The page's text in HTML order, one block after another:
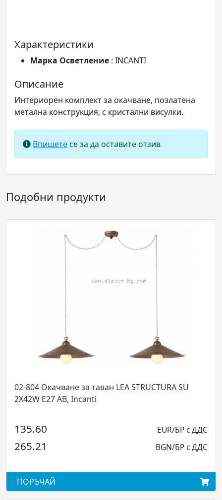
Характеристики
Марка Осветление : INCANTI
Описание
Интериорен комплект за окачване, позлатена
метална конструкция, с кристални висулки.
Впишете се за да оставите отзив
Подобни продукти
за таван LEA STRUCTURA SU
AB, Incanti
EUR/БР с ДДС
BGN/БР с ДДС
02-902
54.00
105.61